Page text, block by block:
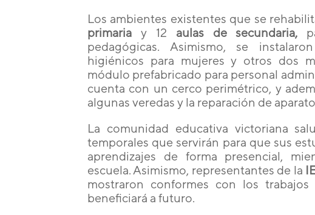
Los ambientes existentes que se
primaria y 12 aulas de secundaria,
pedagógicas. Asimismo, se
higiénicos para mujeres y otros dos
módulo prefabricado para personal
cuenta con un cerco perimétrico, y
algunas veredas y la reparación de
La comunidad educativa victoriana
temporales que servirán para que sus
aprendizajes de forma presencial,
escuela. Asimismo, representantes de la
mostraron conformes con los trabajos
beneficiará a futuro.